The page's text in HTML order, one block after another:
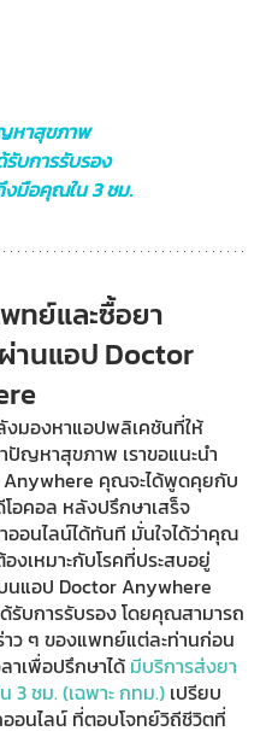
หาสุขภาพ
บการรับรอง
มือคุณใน 3 ชม.
ทย์และซื้อยา
านแอป Doctor
งมองหาแอปพลิเคชันที่ให้
ปัญหาสุขภาพ เราขอแนะนำ
Anywhere คุณจะได้พูดคุยกับ
อคอล หลังปรึกษาเสร็จ
ออนไลน์ได้ทันที มั่นใจได้ว่าคุณ
งเหมาะกับโรคที่ประสบอยู่
นแอป Doctor Anywhere
รับการรับรอง โดยคุณสามารถ
าว ๆ ของแพทย์แต่ละท่านก่อน
าเพื่อปรึกษาได้ มีบริการส่งยา
3 ชม. (เฉพาะ กทม.) เปรียบ
อนไลน์ ที่ตอบโจทย์วิถีชีวิตที่